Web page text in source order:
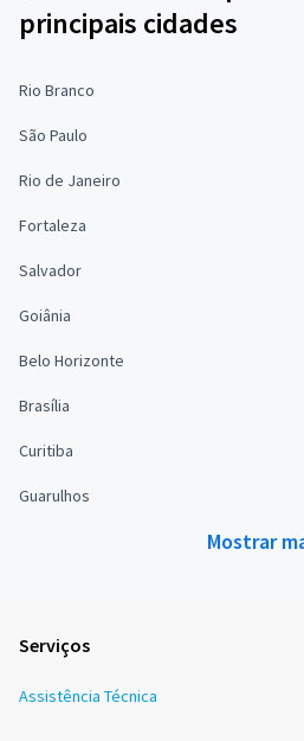
principais cidades
Rio Branco
São Paulo
Rio de Janeiro
Fortaleza
Salvador
Goiânia
Belo Horizonte
Brasília
Curitiba
Guarulhos
Mostrar
Serviços
Assistência Técnica